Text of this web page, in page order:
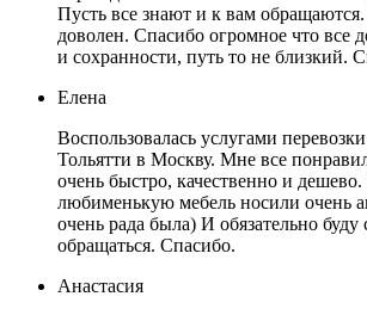
Пусть все знают и к вам
доволен. Спасибо огромное что все
и сохранности, путь то не близкий.
Елена
Воспользовалась услугами
Тольятти в Москву. Мне все
очень быстро, качественно и
любименькую мебель носили очень
очень рада была) И обязательно буду
обращаться. Спасибо.
Анастасия